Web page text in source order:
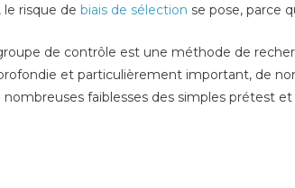
risque de biais de sélection se pose, parce
de contrôle est une méthode de
et particulièrement important, de
faiblesses des simples prétest